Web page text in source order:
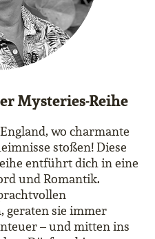
Mysteries-Reihe
wo charmante
stoßen! Diese
entführt dich in eine
und Romantik.
sie immer
– und mitten ins